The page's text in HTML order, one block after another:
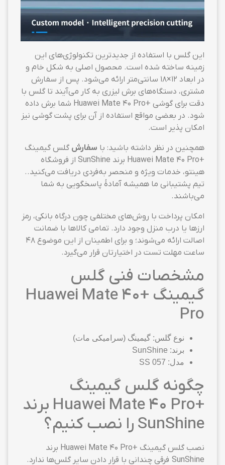
این گلس با استفاده از جدیدترین تکنولوژی‌های این
زمینه ساخته شده است. محصول اصلی به شکل خام و
در ابعاد ۱۲×۱۸ سانتی‌متر ارائه می‌شود. پس از سفارش
مشتری، دستگاه‌های برش لیزری به کار می‌آیند تا گلس با
دقت برای گوشی +Huawei Mate 40 Pro شما برش داده
شود. در بعضی مواقع استفاده از آن برای پشت گوشی نیز
امکان پذیر است.
همچنین در نظر داشته باشید: با سفارش گلس گیمینگ
+Huawei Mate 40 Pro برند SunShine از فروشگاه
هینتو، خدمات ویژه و منحصر به‌فردی دریافت می‌کنید..
تیم پشتیبانی ما همیشه آمادهٔ پاسخگویی به شما
می‌باشند.
امکان پرداخت با روش‌های مختلفی چون درگاه بانکی، رمز
ارزها یا درب منزل وجود دارد. تمامی کالاها با ضمانت
اصالت ارائه می‌شوند؛ و برای اطمینان از این موضوع ۴۸
ساعت مهلت تست در اختیارتان قرار می‌گیرد.
مشخصات فنی گلس
گیمینگ +Huawei Mate 40
Pro
نوع گلس: گیمینگ (سرامیکی مات)
برند: SunShine
مدل: SS 057
چگونه گلس گیمینگ
+Huawei Mate 40 Pro برند
SunShine را نصب کنیم؟
نصب گلس گیمینگ +Huawei Mate 40 Pro برند
SunShine فرقی چندانی با قرار دادن سایر گلس‌ها ندارد.